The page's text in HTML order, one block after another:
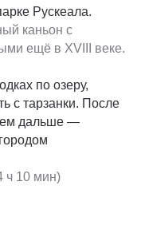
Рускеала.
каньон с
ещё в XVIII веке.
по озеру,
с тарзанки. После
дальше —
ч 10 мин)